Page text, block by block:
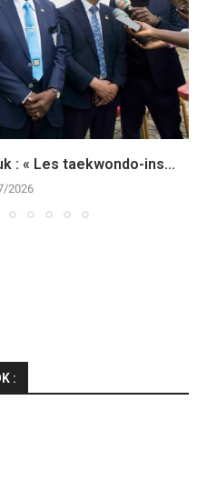
: « Les taekwondo-ins...
2026
: